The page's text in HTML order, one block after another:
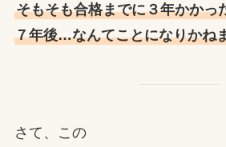
そもそも合格までに３年かかっ
７年後…なんてことになりかね
さて、この